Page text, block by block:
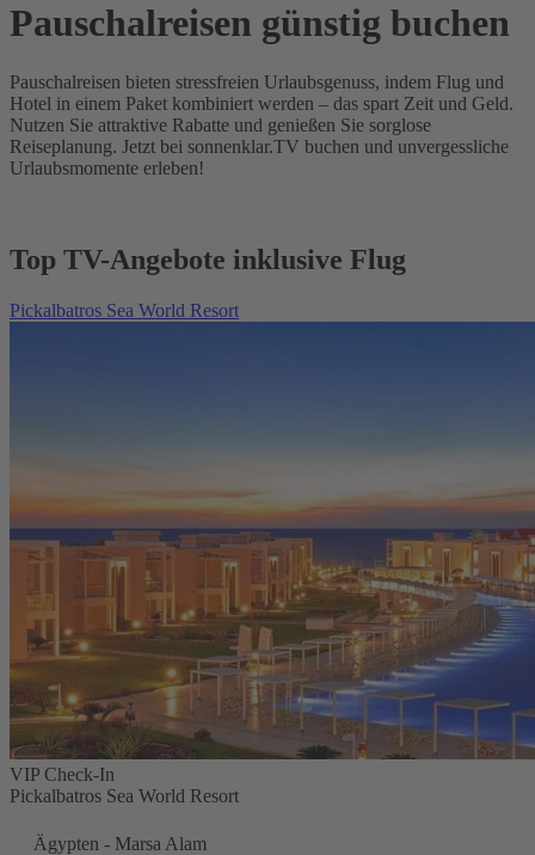
Pauschalreisen günstig buchen
Pauschalreisen bieten stressfreien Urlaubsgenuss, indem Flug und
Hotel in einem Paket kombiniert werden – das spart Zeit und Geld.
Nutzen Sie attraktive Rabatte und genießen Sie sorglose
Reiseplanung. Jetzt bei sonnenklar.TV buchen und unvergessliche
Urlaubsmomente erleben!
Top TV-Angebote inklusive Flug
Pickalbatros Sea World Resort
VIP Check-In
Pickalbatros Sea World Resort
Ägypten - Marsa Alam